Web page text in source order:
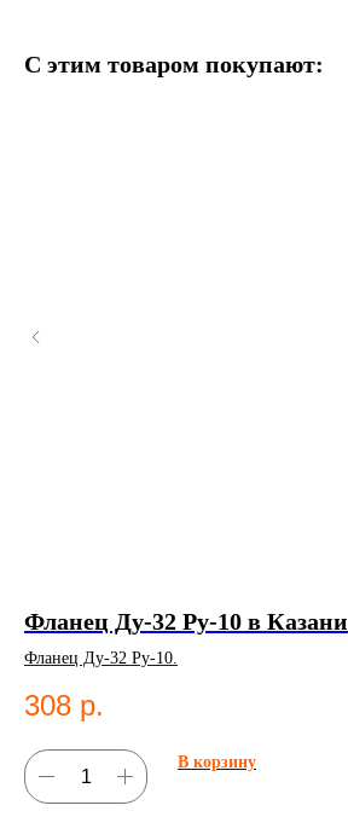
С этим товаром покупают:
Фланец Ду-32 Ру-10 в Казани
Фланец Ду-32 Ру-10.
308 р.
В корзину